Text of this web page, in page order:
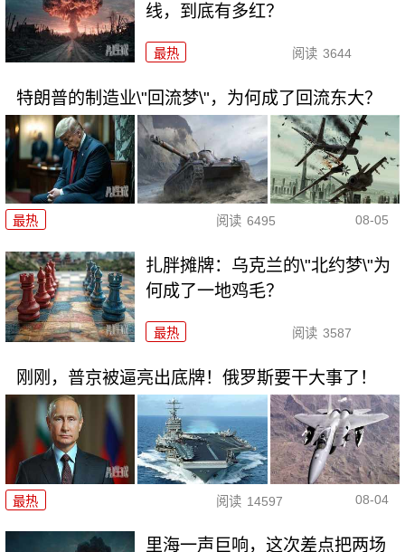
线，到底有多红？
最热 阅读 3644
特朗普的制造业\"回流梦\"，为何成了回流东大？
最热 阅读 6495 08-05
扎胖摊牌：乌克兰的\"北约梦\"为
何成了一地鸡毛？
最热 阅读 3587
刚刚，普京被逼亮出底牌！俄罗斯要干大事了！
最热 阅读 14597 08-04
里海一声巨响，这次差点把两场